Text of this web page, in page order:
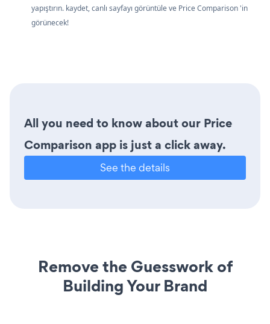
yapıştırın. kaydet, canlı sayfayı görüntüle ve Price Comparison 'in
görünecek!
All you need to know about our Price
Comparison app is just a click away.
See the details
Remove the Guesswork of
Building Your Brand